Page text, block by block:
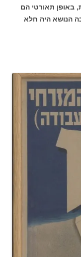
באופן תאורטי הם
הנושא היה חלא